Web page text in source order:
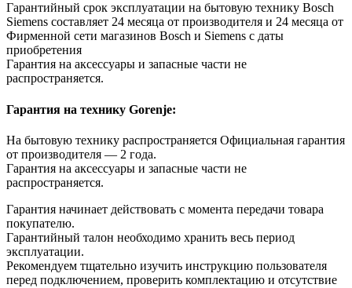
Гарантийный срок эксплуатации на бытовую технику Bosch
Siemens составляет 24 месяца от производителя и 24 месяца от
Фирменной сети магазинов Bosch и Siemens с даты
приобретения
Гарантия на аксессуары и запасные части не
распространяется.
Гарантия на технику Gorenje:
На бытовую технику распространяется Официальная гарантия
от производителя — 2 года.
Гарантия на аксессуары и запасные части не
распространяется.
Гарантия начинает действовать с момента передачи товара
покупателю.
Гарантийный талон необходимо хранить весь период
эксплуатации.
Рекомендуем тщательно изучить инструкцию пользователя
перед подключением, проверить комплектацию и отсутствие